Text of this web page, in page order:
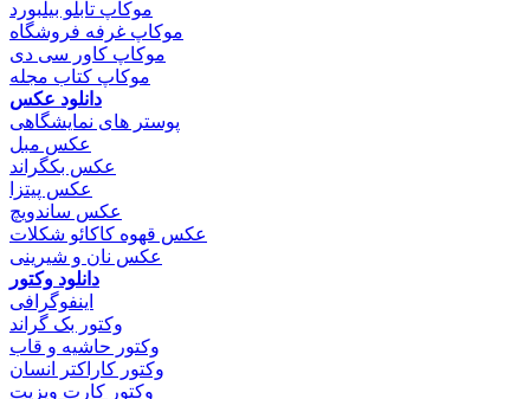
موکاپ تابلو بیلبورد
موکاپ غرفه فروشگاه
موکاپ کاور سی دی
موکاپ کتاب مجله
دانلود عکس
پوستر های نمایشگاهی
عکس مبل
عکس بکگراند
عکس پیتزا
عکس ساندویچ
عکس قهوه کاکائو شکلات
عکس نان و شیرینی
دانلود وکتور
اینفوگرافی
وکتور بک گراند
وکتور حاشیه و قاب
وکتور کاراکتر انسان
وکتور کارت ویزیت